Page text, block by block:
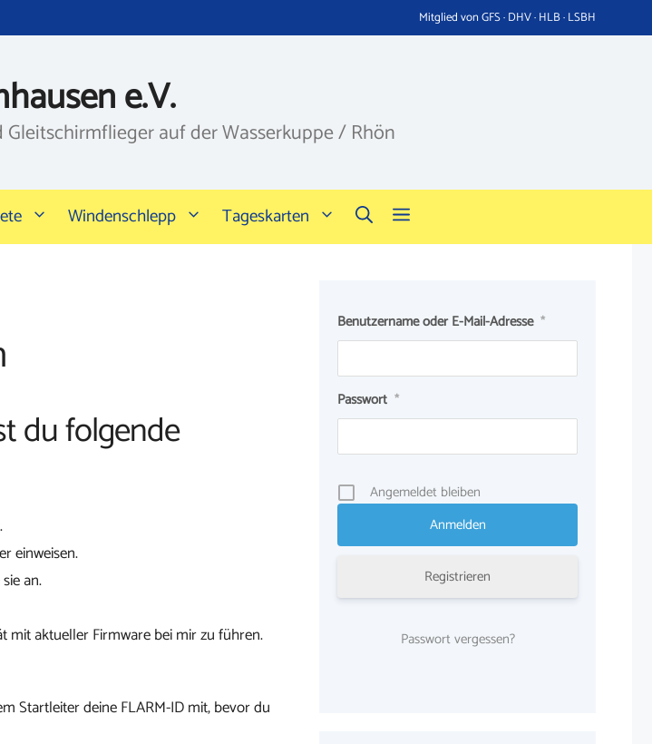
Mitglied von GFS · DHV · HLB · LSBH
e.V.
auf der Wasserkuppe / Rhön
Windenschlepp Tageskarten
du folgende
einweisen.
an.
mit aktueller Firmware bei mir zu führen.
Startleiter deine FLARM-ID mit, bevor du
Benutzername oder E-Mail-Adresse *
Passwort *
Angemeldet bleiben
Registrieren
Passwort vergessen?